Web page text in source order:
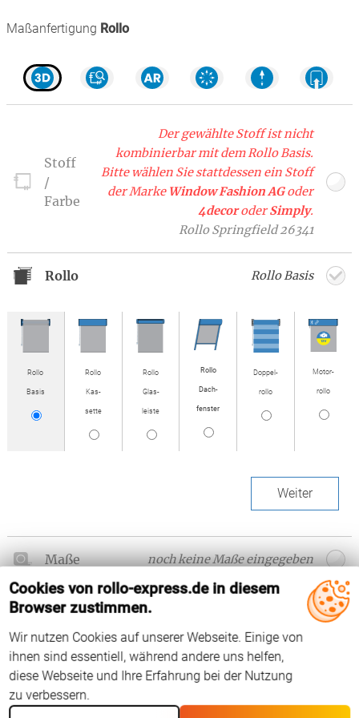
Maßanfertigung Rollo
Stoff
/
Farbe
Der gewählte Stoff ist nicht
kombinierbar mit dem Rollo Basis.
Bitte wählen Sie stattdessen ein Stoff
der Marke Window Fashion AGoder
4decoroderSimply.
Rollo Springfield 26341
Rollo Rollo Basis
Rollo
Basis
Rollo
Kas­
sette
Rollo
Glas­
leiste
Rollo
Dach­
fenster
Doppel­
rollo
Motor­
rollo
Weiter
Maße noch keine Maße eingegeben
Modell
Cookies von rollo-express.de in diesem
Browser zustimmen.
Wir nutzen Cookies auf unserer Webseite. Einige von
ihnen sind essentiell, während andere uns helfen,
diese Webseite und Ihre Erfahrung bei der Nutzung
zu verbessern.